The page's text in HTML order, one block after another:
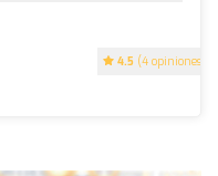
4.5 (4 opiniones)